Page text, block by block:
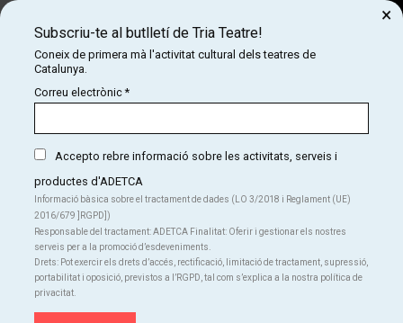
CARTELLERA
LES MANS BRUTES
Jo tinc les mans brutes. Brutes fins als colzes. Les he
enfonsades a la merda i a la sang. I què?
Finalitzat
Del dj. 29.01.26al dg. 15.02.26
Tantarantana
Durada:70 min
Subscriu-te al butlletí de Tria Teatre!
Coneix de primera mà l'activitat cultural dels teatres de
Catalunya.
Correu electrònic*
Accepto rebre informació sobre les activitats, serveis i
productes d'ADETCA
Informació bàsica sobre el tractament de dades (LO 3/2018 i Reglament (UE)
2016/679 ]RGPD])
Responsable del tractament: ADETCA Finalitat: Oferir i gestionar els nostres
serveis per a la promoció d’esdeveniments.
Drets: Pot exercir els drets d’accés, rectificació, limitació de tractament, supressió,
portabilitat i oposició, previstos a l’RGPD, tal com s’explica a la nostra política de
privacitat.
×